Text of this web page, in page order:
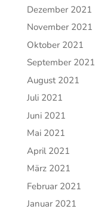
Dezember 2021
November 2021
Oktober 2021
September 2021
August 2021
Juli 2021
Juni 2021
Mai 2021
April 2021
März 2021
Februar 2021
Januar 2021